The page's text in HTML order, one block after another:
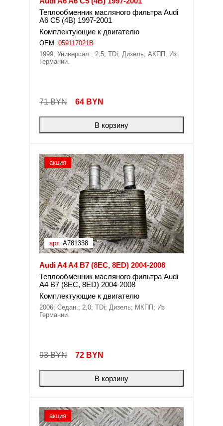
Теплообменник масляного фильтра Audi
A6 C5 (4B) 1997-2001
Комплектующие к двигателю
OEM: 059117021B
1999; Универсал.; 2,5; TDi; Дизель; АКПП; Из
Германии.
71 BYN 64 BYN
В корзину
акция
арт. A781338
Audi A4 A4 B7 (8EC, 8ED) 2004-2008
Теплообменник масляного фильтра Audi
A4 B7 (8EC, 8ED) 2004-2008
Комплектующие к двигателю
2006; Седан.; 2,0; TDi; Дизель; МКПП; Из
Германии.
93 BYN 72 BYN
В корзину
акция